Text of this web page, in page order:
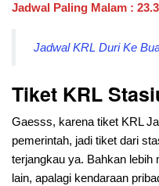
Jadwal Paling Malam :
Jadwal KRL Duri Ke
Tiket KRL
Gaesss, karena tiket KRL
pemerintah, jadi tiket dari
terjangkau ya. Bahkan lebih
lain, apalagi kendaraan